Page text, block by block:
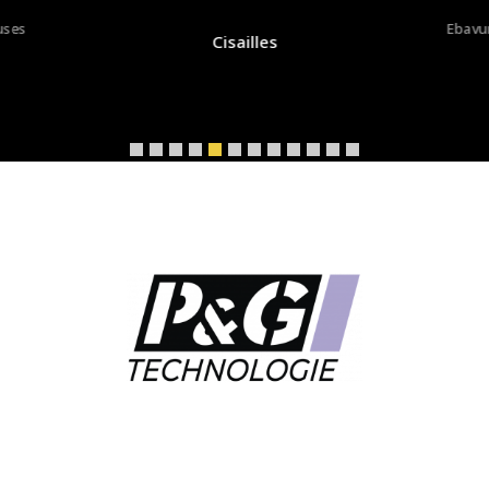
Cisailles